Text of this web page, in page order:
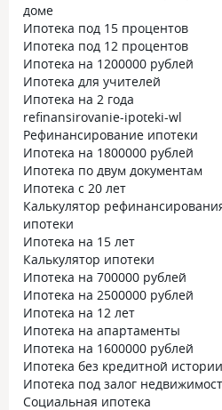
доме
Ипотека под 15 процентов
Ипотека под 12 процентов
Ипотека на 1200000 рублей
Ипотека для учителей
Ипотека на 2 года
refinansirovanie-ipoteki-wl
Рефинансирование ипотеки
Ипотека на 1800000 рублей
Ипотека по двум документам
Ипотека с 20 лет
Калькулятор
ипотеки
Ипотека на 15 лет
Калькулятор ипотеки
Ипотека на 700000 рублей
Ипотека на 2500000 рублей
Ипотека на 12 лет
Ипотека на апартаменты
Ипотека на 1600000 рублей
Ипотека без кредитной истории
Ипотека под залог
Социальная ипотека